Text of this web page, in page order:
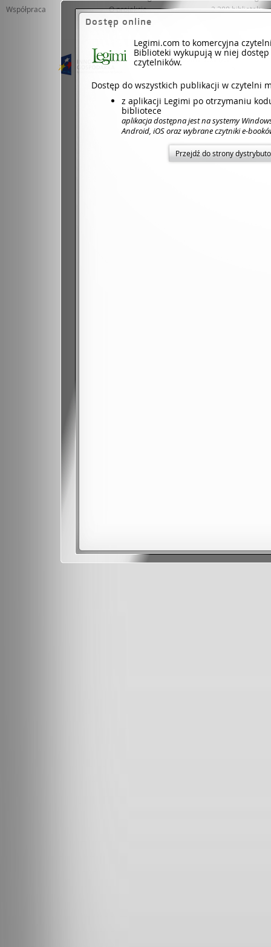
Współpraca
O projekcie
2 388 bibliotek
Projekt współfinansowany ze środków Unii
Dostęp online
Legimi.com to komercyjna
Biblioteki wykupują w niej
czytelników.
Dostęp do wszystkich publikacji w czytelni
z aplikacji Legimi po otrzymaniu
bibliotece
aplikacja dostępna jest na systemy
Android, iOS oraz wybrane czytniki e-
Przejdź do strony